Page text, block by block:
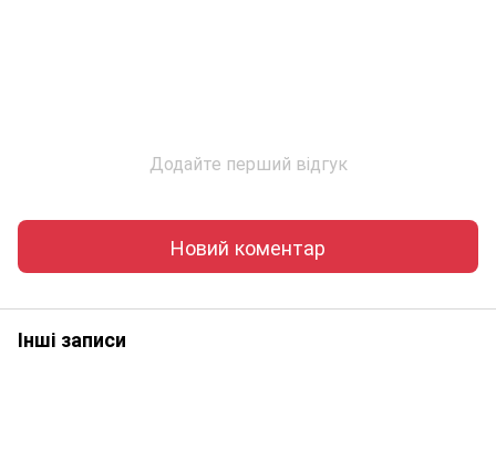
Додайте перший відгук
Новий коментар
Інші записи